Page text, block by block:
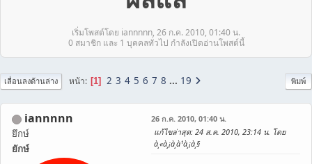
เริ่มโพสต์โดย iannnnn, 26 ก.ค. 2010, 01:40 น.
0 สมาชิก และ 1 บุคคลทั่วไป กำลังเปิดอ่านโพสต์นี้
พิมพ์
เลื่อนลงด้านล่าง หน้า 1 2 3 4 5 6 7 8 ... 19
iannnnn
ยึกษ์
ยักษ์
26 ก.ค. 2010, 01:40 น.
แก้ไขล่าสุด: 24 ส.ค. 2010, 23:14 น. โดย
à¸«à¸¡à¸­à¹à¸¡à¸§